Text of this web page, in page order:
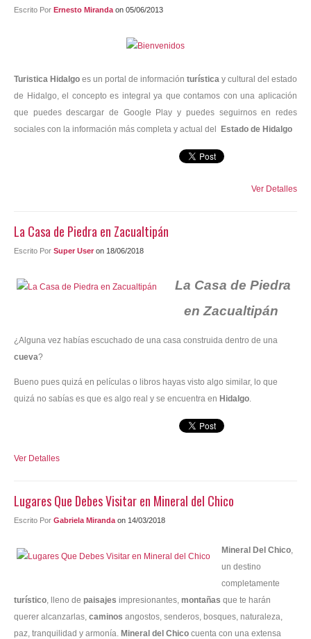
Contacto
Escrito Por Ernesto Miranda on 05/06/2013
Turistica Hidalgo es un portal de información turística y cultural del estado
de Hidalgo, el concepto es integral ya que contamos con una aplicación
que puedes descargar de Google Play y puedes seguirnos en redes
sociales con la información más completa y actual del Estado de Hidalgo
Ver Detalles
La Casa de Piedra en Zacualtipán
Escrito Por Super User on 18/06/2018
La Casa de Piedra
en Zacualtipán
¿Alguna vez habías escuchado de una casa construida dentro de una
cueva?
Bueno pues quizá en películas o libros hayas visto algo similar, lo que
quizá no sabías es que es algo real y se encuentra en Hidalgo.
Ver Detalles
Lugares Que Debes Visitar en Mineral del Chico
Escrito Por Gabriela Miranda on 14/03/2018
Mineral Del Chico,
un destino
completamente
turístico, lleno de paisajes impresionantes, montañas que te harán
querer alcanzarlas, caminos angostos, senderos, bosques, naturaleza,
paz, tranquilidad y armonía. Mineral del Chico cuenta con una extensa